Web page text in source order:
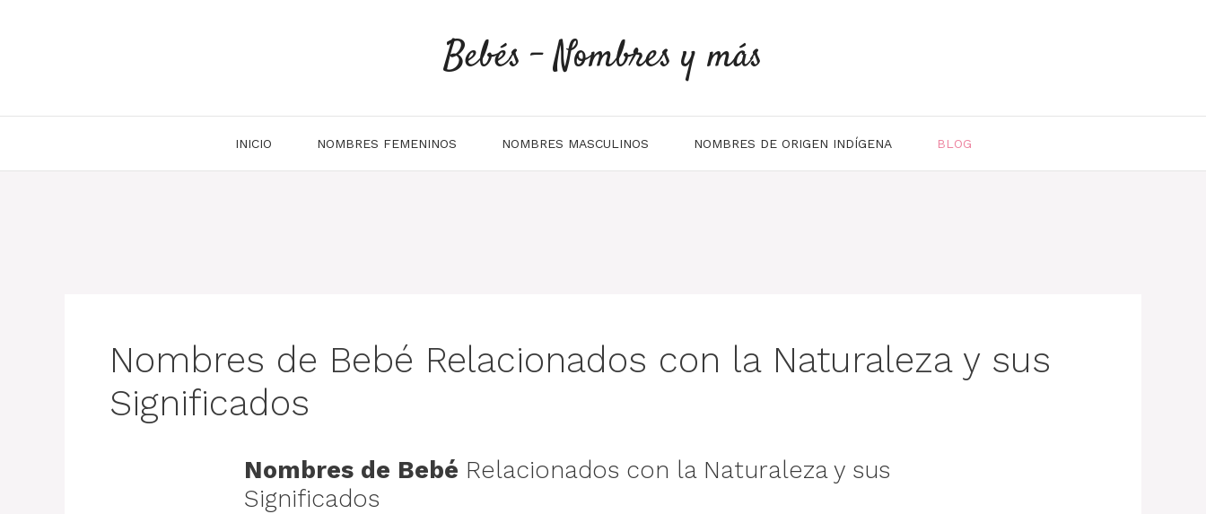
Bebés - Nombres y más
INICIO NOMBRES FEMENINOS NOMBRES MASCULINOS NOMBRES DE ORIGEN INDÍGENA BLOG
Nombres de Bebé Relacionados con la Naturaleza y sus
Significados
Nombres de Bebé Relacionados con la Naturaleza y sus
Significados